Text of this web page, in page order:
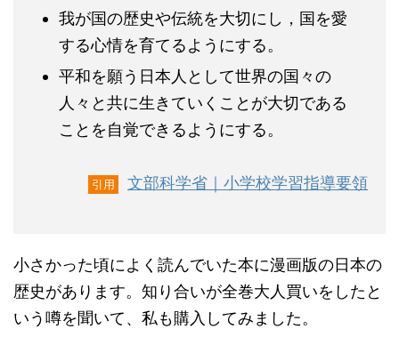
我が国の歴史や伝統を大切にし，国を愛
する心情を育てるようにする。
平和を願う日本人として世界の国々の
人々と共に生きていくことが大切である
ことを自覚できるようにする。
引用 文部科学省｜小学校学習指導要領
小さかった頃によく読んでいた本に漫画版の日本の
歴史があります。知り合いが全巻大人買いをしたと
いう噂を聞いて、私も購入してみました。